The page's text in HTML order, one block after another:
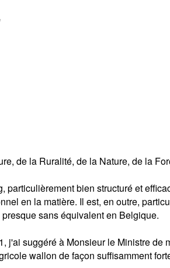
de la Ruralité, de la Nature, de la
bien structuré et
en la matière. Il est, en outre,
sans équivalent en Belgique.
suggéré à Monsieur le Ministre
wallon de façon suffisamment